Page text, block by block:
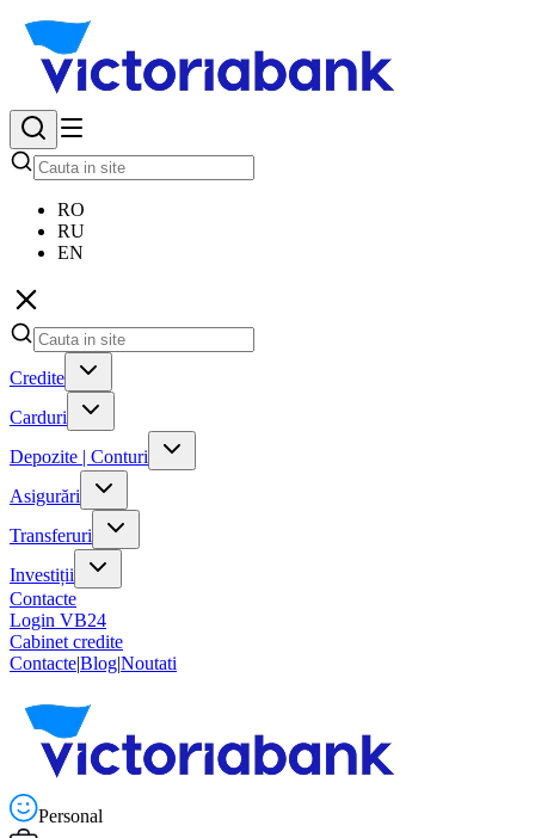
RO
RU
EN
Credite
Carduri
Depozite | Conturi
Asigurări
Transferuri
Investiții
Contacte
Login VB24
Cabinet credite
Contacte|Blog|Noutati
Personal